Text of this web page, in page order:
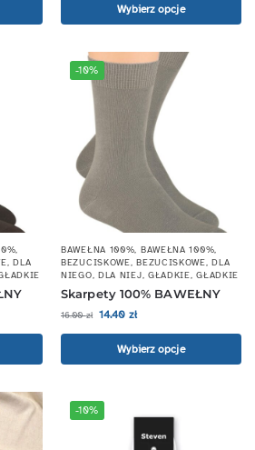
Wybierz opcje
,
,DLA
-10%
BAWEŁNA 100%, BAWEŁNA 100%,
BEZUCISKOWE,BEZUCISKOWE,DLA
NIEGO, DLA NIEJ, GŁADKIE,GŁADKIE
Skarpety 100% BAWEŁNY
16.00zł 14.40 zł
Wybierz opcje
-10%